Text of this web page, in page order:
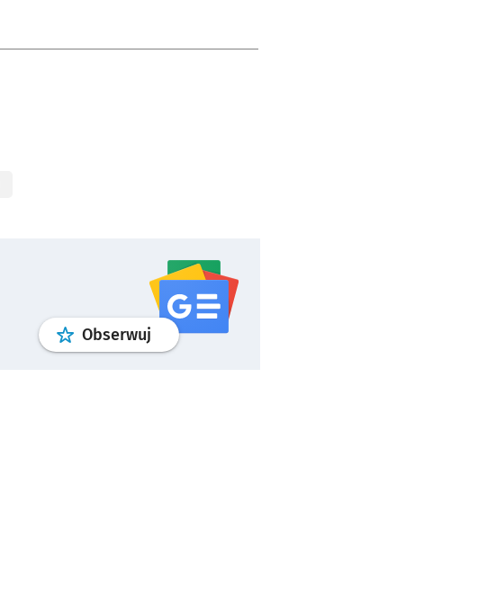
Obserwuj profilgoogle news